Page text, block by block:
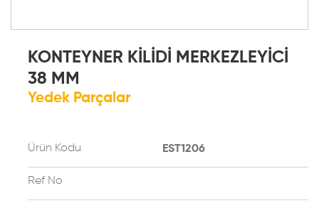
KONTEYNER KİLİDİ MERKEZLEYİCİ
38 MM
Yedek Parçalar
Ürün Kodu EST1206
Ref No